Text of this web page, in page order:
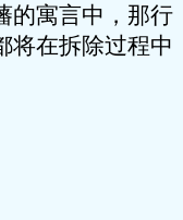
的寓言中，那行
将在拆除过程中